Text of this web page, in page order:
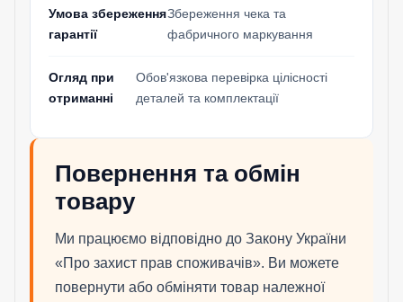
Умова збереження
гарантії
Збереження чека та
фабричного маркування
Огляд при
отриманні
Обов'язкова перевірка цілісності
деталей та комплектації
Повернення та обмін
товару
Ми працюємо відповідно до Закону України
«Про захист прав споживачів». Ви можете
повернути або обміняти товар належної